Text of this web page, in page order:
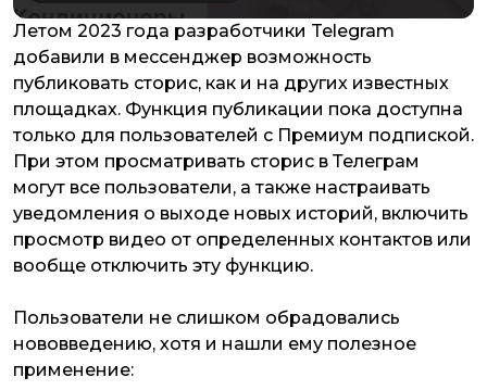
Летом 2023 года разработчики Telegram
добавили в мессенджер возможность
публиковать сторис, как и на других известных
площадках. Функция публикации пока доступна
только для пользователей с Премиум подпиской.
При этом просматривать сторис в Телеграм
могут все пользователи, а также настраивать
уведомления о выходе новых историй, включить
просмотр видео от определенных контактов или
вообще отключить эту функцию.
Пользователи не слишком обрадовались
нововведению, хотя и нашли ему полезное
применение: